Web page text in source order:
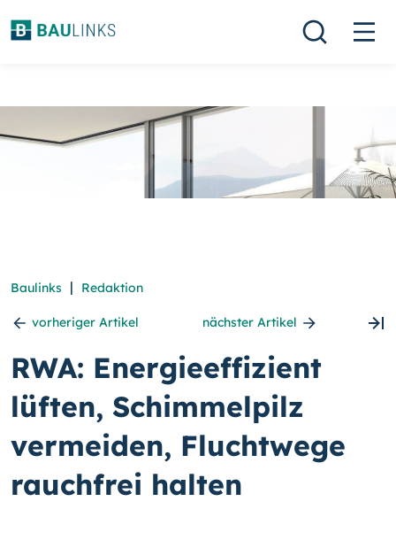
Baulinks | Redaktion
vorheriger Artikel nächster Artikel
RWA: Energieeffizient
lüften, Schimmelpilz
vermeiden, Fluchtwege
rauchfrei halten